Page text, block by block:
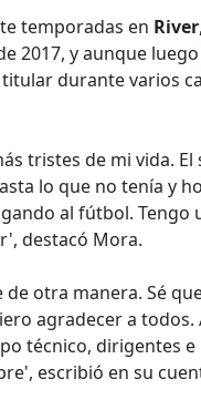
temporadas en River
2017, y aunque
durante varios
tristes de mi vida.
lo que no tenía y
al fútbol. Tengo
destacó Mora.
otra manera. Sé
agradecer a todos.
técnico, dirigentes
escribió en su